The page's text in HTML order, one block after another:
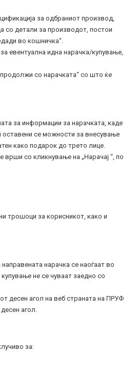
за одбраниот производ,
со детали за производот, постои
во кошничка“.
евентуална идна нарачка/купување,
со нарачката“ со што ќе
за информации за нарачката, каде
оставени се можности за внесување
како подарок до трето лице.
со кликнување на „Нарачај “, по
трошоци за корисникот, како и
нарачка се наоѓаат во
не се чуваат заедно со
десен агол на веб страната на ПРУФ
агол.
за: